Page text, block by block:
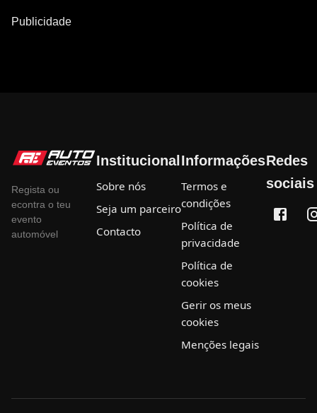
Publicidade
Regista ou
econtra o teu
evento
automóvel
Institucional
Sobre nós
Seja um parceiro
Contacto
Informações
Termos e
condições
Política de
privacidade
Política de
cookies
Gerir os meus
cookies
Menções legais
Redes
sociais